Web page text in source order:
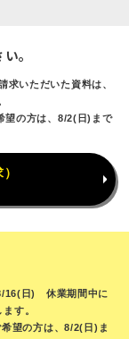
。
いただいた資料は、
望の方は、8/2(日)まで
16(日) 休業期間中に
す。
望の方は、8/2(日)ま